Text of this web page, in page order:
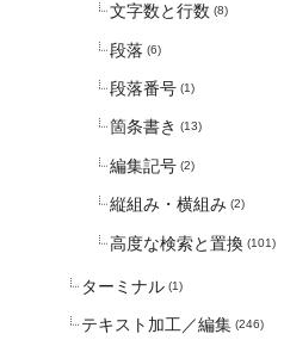
文字数と行数 (8)
段落 (6)
段落番号 (1)
箇条書き (13)
編集記号 (2)
縦組み・横組み (2)
高度な検索と置換 (101)
ターミナル (1)
テキスト加工／編集 (246)